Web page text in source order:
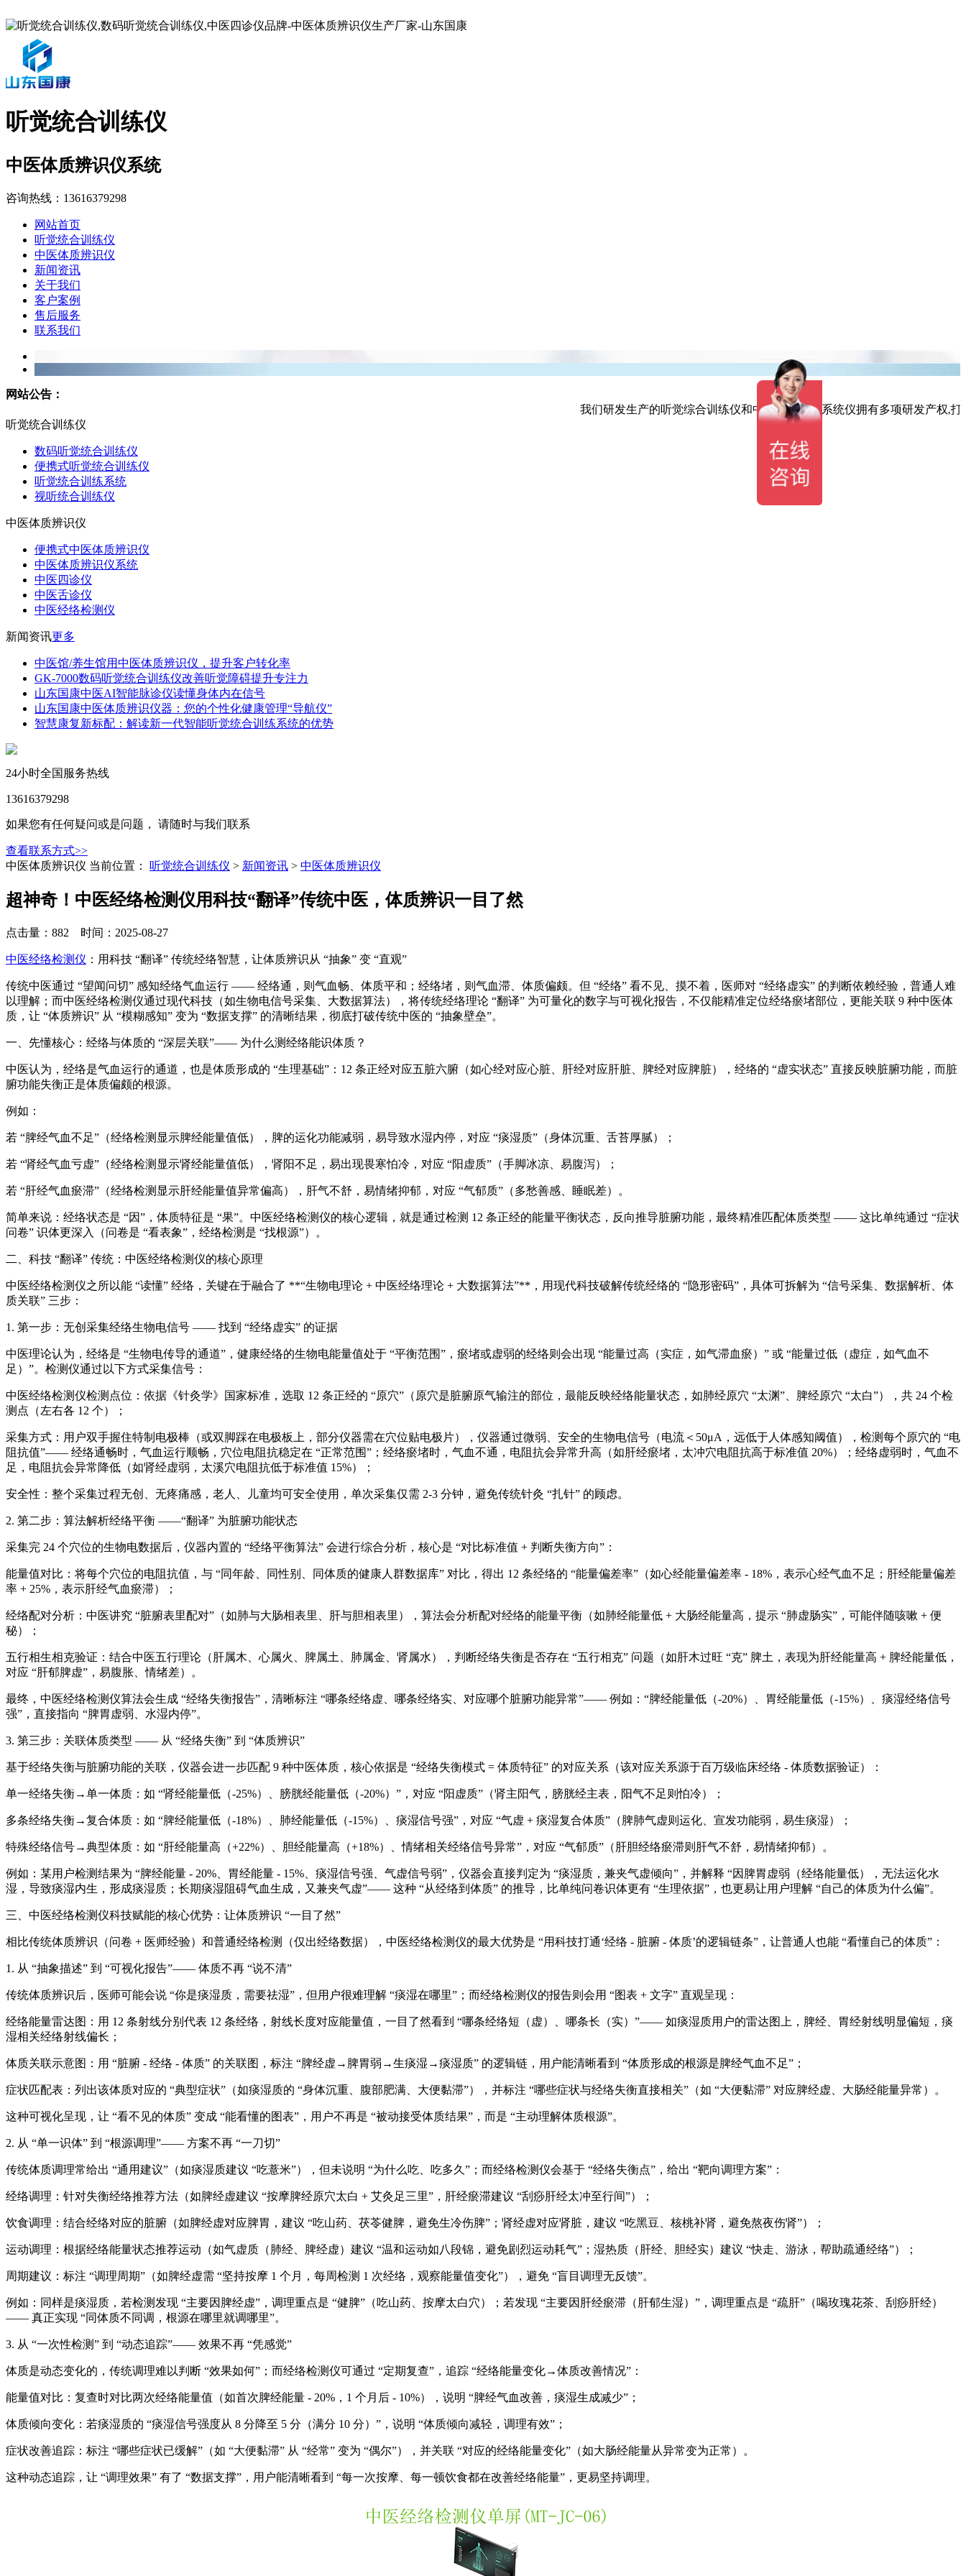
听觉统合训练仪
中医体质辨识仪系统
咨询热线： 13616379298
网站首页
听觉统合训练仪
中医体质辨识仪
新闻资讯
关于我们
客户案例
售后服务
联系我们
网站公告：
我们研发生产的听觉综合训练仪和中医体质辨识系统仪拥有多项研发产权,打
听觉统合训练仪
数码听觉统合训练仪
便携式听觉统合训练仪
听觉统合训练系统
视听统合训练仪
中医体质辨识仪
便携式中医体质辨识仪
中医体质辨识仪系统
中医四诊仪
中医舌诊仪
中医经络检测仪
新闻资讯更多
中医馆/养生馆用中医体质辨识仪，提升客户转化率
GK-7000数码听觉统合训练仪改善听觉障碍提升专注力
山东国康中医AI智能脉诊仪读懂身体内在信号
山东国康中医体质辨识仪器：您的个性化健康管理“导航仪”
智慧康复新标配：解读新一代智能听觉统合训练系统的优势
24小时全国服务热线
13616379298
如果您有任何疑问或是问题， 请随时与我们联系
查看联系方式>>
中医体质辨识仪 当前位置： 听觉统合训练仪 > 新闻资讯 > 中医体质辨识仪
超神奇！中医经络检测仪用科技“翻译”传统中医，体质辨识一目了然
点击量：882 时间：2025-08-27
中医经络检测仪 ：用科技 “翻译” 传统经络智慧，让体质辨识从 “抽象” 变 “直观”
传统中医通过 “望闻问切” 感知经络气血运行 —— 经络通，则气血畅、体质平和；经络堵，则气血滞、体质偏颇。但 “经络” 看不见、摸不着，医师对 “经络虚实” 的判断依赖经验，普通人难
以理解；而中医经络检测仪通过现代科技（如生物电信号采集、大数据算法），将传统经络理论 “翻译” 为可量化的数字与可视化报告，不仅能精准定位经络瘀堵部位，更能关联 9 种中医体
质，让 “体质辨识” 从 “模糊感知” 变为 “数据支撑” 的清晰结果，彻底打破传统中医的 “抽象壁垒”。
一、先懂核心：经络与体质的 “深层关联”—— 为什么测经络能识体质？
中医认为，经络是气血运行的通道，也是体质形成的 “生理基础”：12 条正经对应五脏六腑（如心经对应心脏、肝经对应肝脏、脾经对应脾脏），经络的 “虚实状态” 直接反映脏腑功能，而脏
腑功能失衡正是体质偏颇的根源。
例如：
若 “脾经气血不足”（经络检测显示脾经能量值低），脾的运化功能减弱，易导致水湿内停，对应 “痰湿质”（身体沉重、舌苔厚腻）；
若 “肾经气血亏虚”（经络检测显示肾经能量值低），肾阳不足，易出现畏寒怕冷，对应 “阳虚质”（手脚冰凉、易腹泻）；
若 “肝经气血瘀滞”（经络检测显示肝经能量值异常偏高），肝气不舒，易情绪抑郁，对应 “气郁质”（多愁善感、睡眠差）。
简单来说：经络状态是 “因”，体质特征是 “果”。中医经络检测仪的核心逻辑，就是通过检测 12 条正经的能量平衡状态，反向推导脏腑功能，最终精准匹配体质类型 —— 这比单纯通过 “症状
问卷” 识体更深入（问卷是 “看表象”，经络检测是 “找根源”）。
二、科技 “翻译” 传统：中医经络检测仪的核心原理
中医经络检测仪之所以能 “读懂” 经络，关键在于融合了 **“生物电理论 + 中医经络理论 + 大数据算法”**，用现代科技破解传统经络的 “隐形密码”，具体可拆解为 “信号采集、数据解析、体
质关联” 三步：
1. 第一步：无创采集经络生物电信号 —— 找到 “经络虚实” 的证据
中医理论认为，经络是 “生物电传导的通道”，健康经络的生物电能量值处于 “平衡范围”，瘀堵或虚弱的经络则会出现 “能量过高（实症，如气滞血瘀）” 或 “能量过低（虚症，如气血不
足）”。检测仪通过以下方式采集信号：
中医经络检测仪检测点位：依据《针灸学》国家标准，选取 12 条正经的 “原穴”（原穴是脏腑原气输注的部位，最能反映经络能量状态，如肺经原穴 “太渊”、脾经原穴 “太白”），共 24 个检
测点（左右各 12 个）；
采集方式：用户双手握住特制电极棒（或双脚踩在电极板上，部分仪器需在穴位贴电极片），仪器通过微弱、安全的生物电信号（电流＜50μA，远低于人体感知阈值），检测每个原穴的 “电
阻抗值”—— 经络通畅时，气血运行顺畅，穴位电阻抗稳定在 “正常范围”；经络瘀堵时，气血不通，电阻抗会异常升高（如肝经瘀堵，太冲穴电阻抗高于标准值 20%）；经络虚弱时，气血不
足，电阻抗会异常降低（如肾经虚弱，太溪穴电阻抗低于标准值 15%）；
安全性：整个采集过程无创、无疼痛感，老人、儿童均可安全使用，单次采集仅需 2-3 分钟，避免传统针灸 “扎针” 的顾虑。
2. 第二步：算法解析经络平衡 ——“翻译” 为脏腑功能状态
采集完 24 个穴位的生物电数据后，仪器内置的 “经络平衡算法” 会进行综合分析，核心是 “对比标准值 + 判断失衡方向”：
能量值对比：将每个穴位的电阻抗值，与 “同年龄、同性别、同体质的健康人群数据库” 对比，得出 12 条经络的 “能量偏差率”（如心经能量偏差率 - 18%，表示心经气血不足；肝经能量偏差
率 + 25%，表示肝经气血瘀滞）；
经络配对分析：中医讲究 “脏腑表里配对”（如肺与大肠相表里、肝与胆相表里），算法会分析配对经络的能量平衡（如肺经能量低 + 大肠经能量高，提示 “肺虚肠实”，可能伴随咳嗽 + 便
秘）；
五行相生相克验证：结合中医五行理论（肝属木、心属火、脾属土、肺属金、肾属水），判断经络失衡是否存在 “五行相克” 问题（如肝木过旺 “克” 脾土，表现为肝经能量高 + 脾经能量低，
对应 “肝郁脾虚”，易腹胀、情绪差）。
最终， 中医经络检测仪算法会生成 “经络失衡报告”，清晰标注 “哪条经络虚、哪条经络实、对应哪个脏腑功能异常”—— 例如：“脾经能量低（-20%）、胃经能量低（-15%）、痰湿经络信号
强”，直接指向 “脾胃虚弱、水湿内停”。
3. 第三步：关联体质类型 —— 从 “经络失衡” 到 “体质辨识”
基于经络失衡与脏腑功能的关联，仪器会进一步匹配 9 种中医体质，核心依据是 “经络失衡模式 = 体质特征” 的对应关系（该对应关系源于百万级临床经络 - 体质数据验证）：
单一经络失衡→单一体质：如 “肾经能量低（-25%）、膀胱经能量低（-20%）”，对应 “阳虚质”（肾主阳气，膀胱经主表，阳气不足则怕冷）；
多条经络失衡→复合体质：如 “脾经能量低（-18%）、肺经能量低（-15%）、痰湿信号强”，对应 “气虚 + 痰湿复合体质”（脾肺气虚则运化、宣发功能弱，易生痰湿）；
特殊经络信号→典型体质：如 “肝经能量高（+22%）、胆经能量高（+18%）、情绪相关经络信号异常”，对应 “气郁质”（肝胆经络瘀滞则肝气不舒，易情绪抑郁）。
例如：某用户检测结果为 “脾经能量 - 20%、胃经能量 - 15%、痰湿信号强、气虚信号弱”，仪器会直接判定为 “痰湿质，兼夹气虚倾向”，并解释 “因脾胃虚弱（经络能量低），无法运化水
湿，导致痰湿内生，形成痰湿质；长期痰湿阻碍气血生成，又兼夹气虚”—— 这种 “从经络到体质” 的推导，比单纯问卷识体更有 “生理依据”，也更易让用户理解 “自己的体质为什么偏”。
三、 中医经络检测仪科技赋能的核心优势：让体质辨识 “一目了然”
相比传统体质辨识（问卷 + 医师经验）和普通经络检测（仅出经络数据），中医经络检测仪的最大优势是 “用科技打通‘经络 - 脏腑 - 体质’的逻辑链条”，让普通人也能 “看懂自己的体质”：
1. 从 “抽象描述” 到 “可视化报告”—— 体质不再 “说不清”
传统体质辨识后，医师可能会说 “你是痰湿质，需要祛湿”，但用户很难理解 “痰湿在哪里”；而经络检测仪的报告则会用 “图表 + 文字” 直观呈现：
经络能量雷达图：用 12 条射线分别代表 12 条经络，射线长度对应能量值，一目了然看到 “哪条经络短（虚）、哪条长（实）”—— 如痰湿质用户的雷达图上，脾经、胃经射线明显偏短，痰
湿相关经络射线偏长；
体质关联示意图：用 “脏腑 - 经络 - 体质” 的关联图，标注 “脾经虚→脾胃弱→生痰湿→痰湿质” 的逻辑链，用户能清晰看到 “体质形成的根源是脾经气血不足”；
症状匹配表：列出该体质对应的 “典型症状”（如痰湿质的 “身体沉重、腹部肥满、大便黏滞”），并标注 “哪些症状与经络失衡直接相关”（如 “大便黏滞” 对应脾经虚、大肠经能量异常）。
这种可视化呈现，让 “看不见的体质” 变成 “能看懂的图表”，用户不再是 “被动接受体质结果”，而是 “主动理解体质根源”。
2. 从 “单一识体” 到 “根源调理”—— 方案不再 “一刀切”
传统体质调理常给出 “通用建议”（如痰湿质建议 “吃薏米”），但未说明 “为什么吃、吃多久”；而经络检测仪会基于 “经络失衡点”，给出 “靶向调理方案”：
经络调理：针对失衡经络推荐方法（如脾经虚建议 “按摩脾经原穴太白 + 艾灸足三里”，肝经瘀滞建议 “刮痧肝经太冲至行间”）；
饮食调理：结合经络对应的脏腑（如脾经虚对应脾胃，建议 “吃山药、茯苓健脾，避免生冷伤脾”；肾经虚对应肾脏，建议 “吃黑豆、核桃补肾，避免熬夜伤肾”）；
运动调理：根据经络能量状态推荐运动（如气虚质（肺经、脾经虚）建议 “温和运动如八段锦，避免剧烈运动耗气”；湿热质（肝经、胆经实）建议 “快走、游泳，帮助疏通经络”）；
周期建议：标注 “调理周期”（如脾经虚需 “坚持按摩 1 个月，每周检测 1 次经络，观察能量值变化”），避免 “盲目调理无反馈”。
例如：同样是痰湿质，若检测发现 “主要因脾经虚”，调理重点是 “健脾”（吃山药、按摩太白穴）；若发现 “主要因肝经瘀滞（肝郁生湿）”，调理重点是 “疏肝”（喝玫瑰花茶、刮痧肝经）
—— 真正实现 “同体质不同调，根源在哪里就调哪里”。
3. 从 “一次性检测” 到 “动态追踪”—— 效果不再 “凭感觉”
体质是动态变化的，传统调理难以判断 “效果如何”；而经络检测仪可通过 “定期复查”，追踪 “经络能量变化→体质改善情况”：
能量值对比：复查时对比两次经络能量值（如首次脾经能量 - 20%，1 个月后 - 10%），说明 “脾经气血改善，痰湿生成减少”；
体质倾向变化：若痰湿质的 “痰湿信号强度从 8 分降至 5 分（满分 10 分）”，说明 “体质倾向减轻，调理有效”；
症状改善追踪：标注 “哪些症状已缓解”（如 “大便黏滞” 从 “经常” 变为 “偶尔”），并关联 “对应的经络能量变化”（如大肠经能量从异常变为正常）。
这种动态追踪，让 “调理效果” 有了 “数据支撑”，用户能清晰看到 “每一次按摩、每一顿饮食都在改善经络能量”，更易坚持调理。